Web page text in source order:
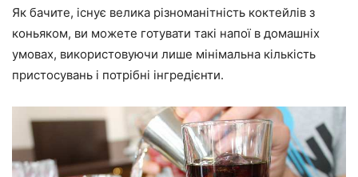
Як бачите, існує велика різноманітність коктейлів з
коньяком, ви можете готувати такі напої в домашніх
умовах, використовуючи лише мінімальна кількість
пристосувань і потрібні інгредієнти.